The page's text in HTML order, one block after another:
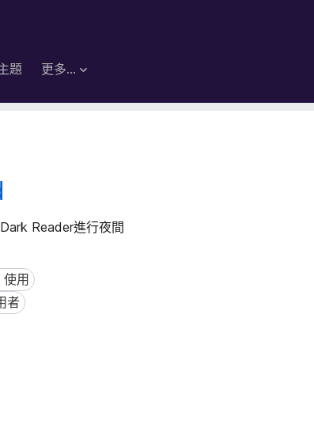
題 更多…
Reader進行夜間
用
者